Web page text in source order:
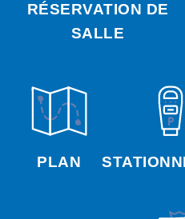
RÉSERVATION DE
SALLE
PLAN